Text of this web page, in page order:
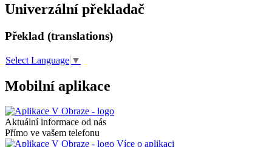
Univerzální překladač
Překlad (translations)
Select Language ▼
Mobilní aplikace
Aktuální informace od nás
Přímo ve vašem telefonu
Více o aplikaci